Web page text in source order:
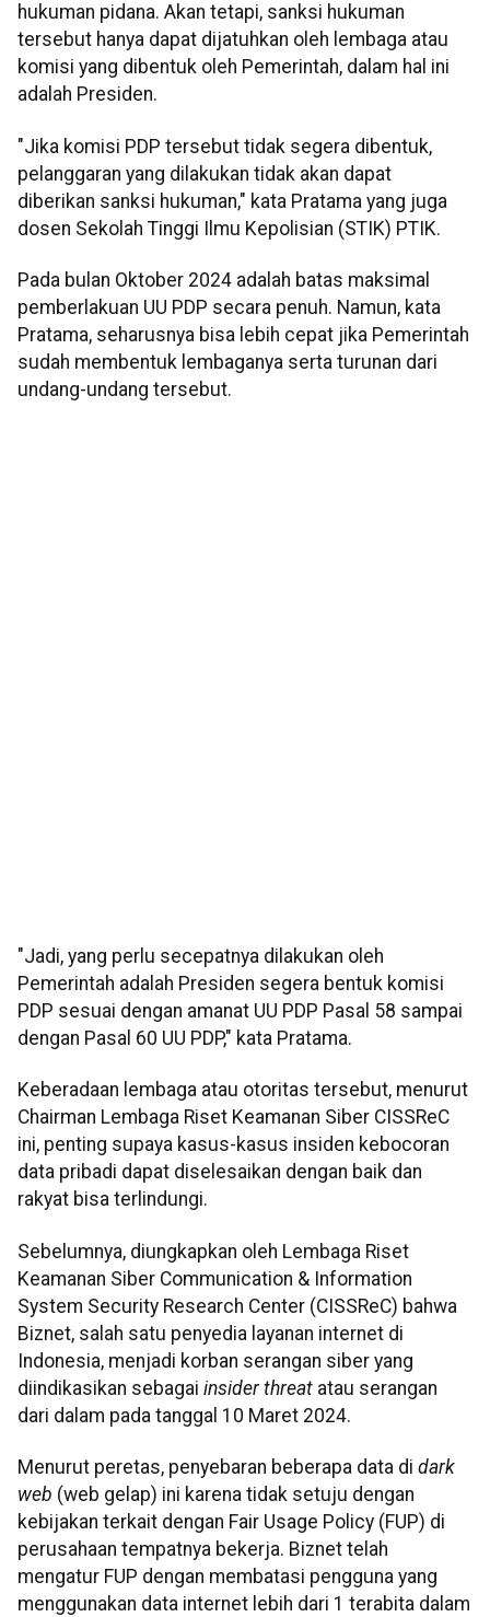
hukuman pidana. Akan tetapi, sanksi hukuman
tersebut hanya dapat dijatuhkan oleh lembaga atau
komisi yang dibentuk oleh Pemerintah, dalam hal ini
adalah Presiden.
"Jika komisi PDP tersebut tidak segera dibentuk,
pelanggaran yang dilakukan tidak akan dapat
diberikan sanksi hukuman," kata Pratama yang juga
dosen Sekolah Tinggi Ilmu Kepolisian (STIK) PTIK.
Pada bulan Oktober 2024 adalah batas maksimal
pemberlakuan UU PDP secara penuh. Namun, kata
Pratama, seharusnya bisa lebih cepat jika Pemerintah
sudah membentuk lembaganya serta turunan dari
undang-undang tersebut.
"Jadi, yang perlu secepatnya dilakukan oleh
Pemerintah adalah Presiden segera bentuk komisi
PDP sesuai dengan amanat UU PDP Pasal 58 sampai
dengan Pasal 60 UU PDP," kata Pratama.
Keberadaan lembaga atau otoritas tersebut, menurut
Chairman Lembaga Riset Keamanan Siber CISSReC
ini, penting supaya kasus-kasus insiden kebocoran
data pribadi dapat diselesaikan dengan baik dan
rakyat bisa terlindungi.
Sebelumnya, diungkapkan oleh Lembaga Riset
Keamanan Siber Communication & Information
System Security Research Center (CISSReC) bahwa
Biznet, salah satu penyedia layanan internet di
Indonesia, menjadi korban serangan siber yang
diindikasikan sebagai insider threat atau serangan
dari dalam pada tanggal 10 Maret 2024.
Menurut peretas, penyebaran beberapa data di dark
web (web gelap) ini karena tidak setuju dengan
kebijakan terkait dengan Fair Usage Policy (FUP) di
perusahaan tempatnya bekerja. Biznet telah
mengatur FUP dengan membatasi pengguna yang
menggunakan data internet lebih dari 1 terabita dalam